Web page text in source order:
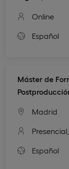
Online
Español
Máster de
Madrid
Presencial,
Español